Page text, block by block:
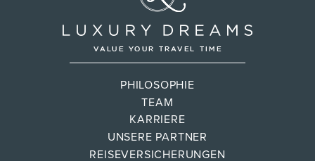
PHILOSOPHIE
TEAM
KARRIERE
UNSERE PARTNER
REISEVERSICHERUNGEN